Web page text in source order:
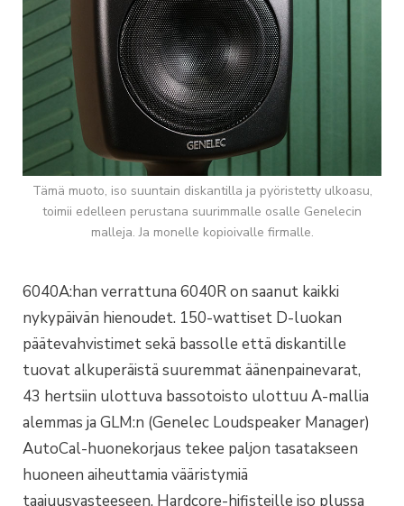
Tämä muoto, iso suuntain diskantilla ja pyöristetty ulkoasu,
toimii edelleen perustana suurimmalle osalle Genelecin
malleja. Ja monelle kopioivalle firmalle.
6040A:han verrattuna 6040R on saanut kaikki
nykypäivän hienoudet. 150-wattiset D-luokan
päätevahvistimet sekä bassolle että diskantille
tuovat alkuperäistä suuremmat äänenpainevarat,
43 hertsiin ulottuva bassotoisto ulottuu A-mallia
alemmas ja GLM:n (Genelec Loudspeaker Manager)
AutoCal-huonekorjaus tekee paljon tasatakseen
huoneen aiheuttamia vääristymiä
taajuusvasteeseen. Hardcore-hifisteille iso plussa